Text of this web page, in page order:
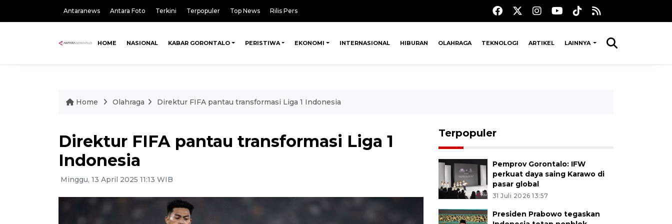
Antaranews Antara Foto Terkini Terpopuler Top News Rilis Pers
HOME NASIONAL KABAR GORONTALO PERISTIWA EKONOMI INTERNASIONAL HIBURAN OLAHRAGA TEKNOLOGI ARTIKEL LAINNYA
Home Olahraga Direktur FIFA pantau transformasi Liga 1 Indonesia
Direktur FIFA pantau transformasi Liga 1
Indonesia
Minggu, 13 April 2025 11:13 WIB
Terpopuler
Pemprov Gorontalo: IFW
perkuat daya saing Karawo di
pasar global
31 Juli 2026 13:57
Presiden Prabowo tegaskan